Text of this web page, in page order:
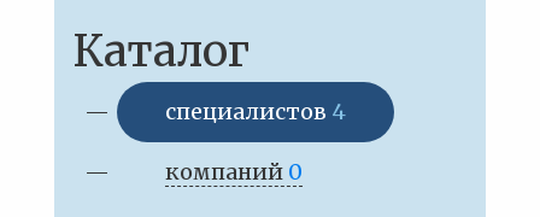
Каталог
специалистов 4
компаний 0